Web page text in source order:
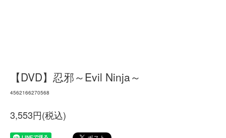
【DVD】忍邪～Evil Ninja～
4562166270568
3,553円(税込)